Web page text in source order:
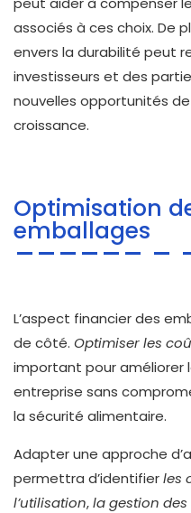
associés à ces choix. De
envers la durabilité peut
investisseurs et des
nouvelles opportunités
croissance.
Optimisation
emballages
L’aspect financier des
de côté. Optimiser les
important pour améliorer
entreprise sans
la sécurité alimentaire.
Adapter une approche
permettra d’identifierles
l’utilisation,la gestion des